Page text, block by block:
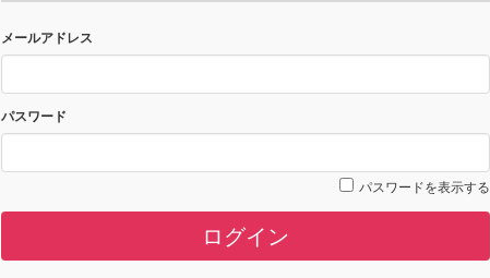
メールアドレス
パスワード
パスワードを表示する
ログイン